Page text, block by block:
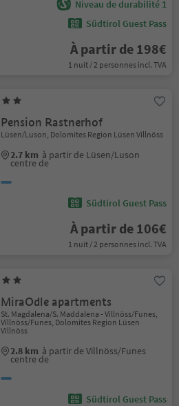
Niveau de durabilité 1
Südtirol Guest Pass
À partir de 198€
1 nuit / 2 personnes incl. TVA
Pension Rastnerhof
Lüsen/Luson, Dolomites Region Lüsen Villnöss
2.7 km à partir de Lüsen/Luson
centre de
Südtirol Guest Pass
À partir de 106€
1 nuit / 2 personnes incl. TVA
MiraOdle apartments
St. Magdalena/S. Maddalena - Villnöss/Funes,
Villnöss/Funes, Dolomites Region Lüsen
Villnöss
2.8 km à partir de Villnöss/Funes
centre de
Südtirol Guest Pass